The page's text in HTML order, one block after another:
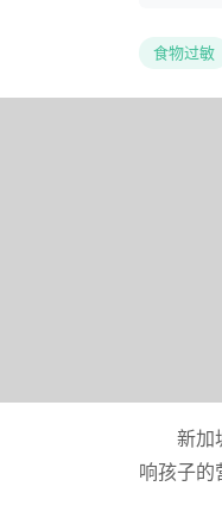
食物过敏
新加
响孩子的